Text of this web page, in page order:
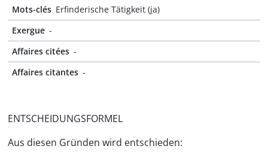
Mots-clés Erfinderische Tätigkeit (ja)
Exergue -
Affaires citées -
Affaires citantes -
ENTSCHEIDUNGSFORMEL
Aus diesen Gründen wird entschieden: